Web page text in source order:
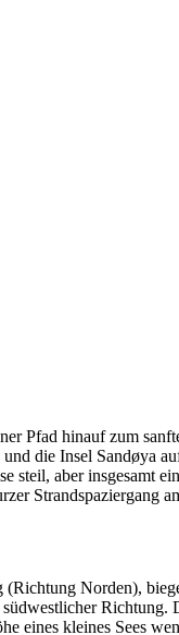
Pfad hinauf zum
die Insel Sandøya
aber insgesamt
Strandspaziergang
Norden),
eines kleines Sees